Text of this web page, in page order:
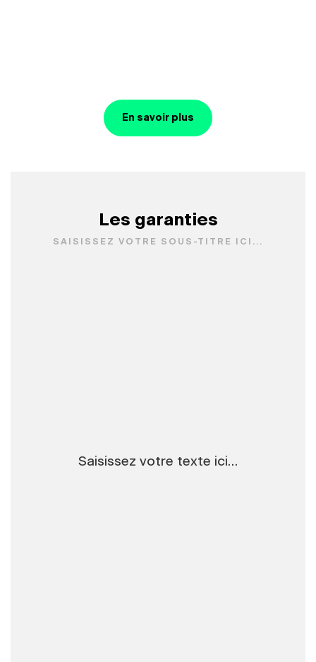
En savoir plus
Les garanties
SAISISSEZ VOTRE SOUS-TITRE ICI...
Saisissez votre texte ici…